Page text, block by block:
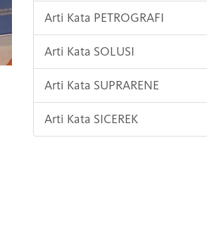
Arti Kata PETROGRAFI
Arti Kata SOLUSI
Arti Kata SUPRARENE
Arti Kata SICEREK